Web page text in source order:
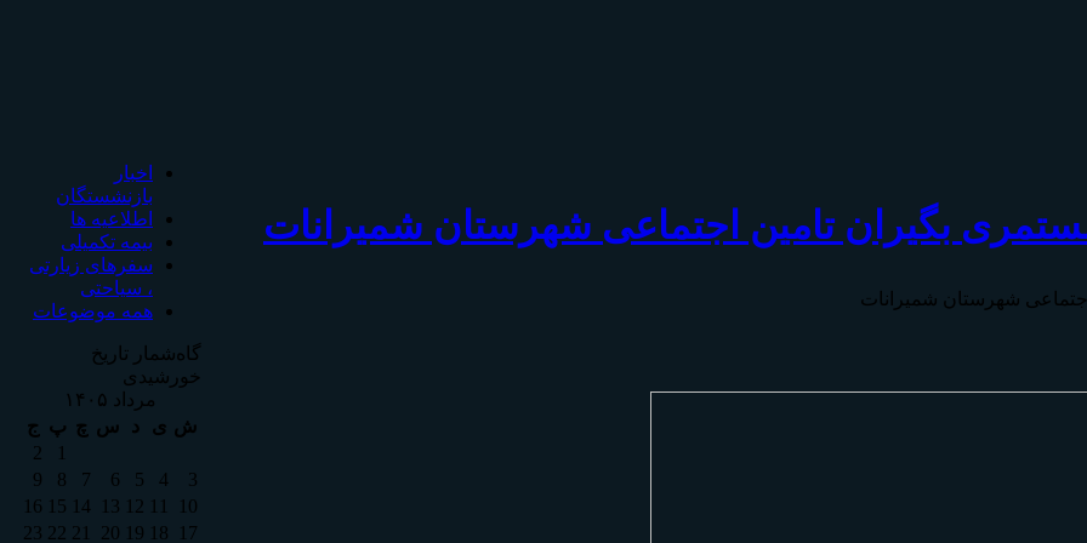
بگیران تامين اجتماعی شهرستان شمیرانات
شهرستان شمیرانات
اخبار
بازنشستگان
اطلاعیه ها
بیمه تکمیلی
سفرهای زیارتی
، سیاحتی
همه موضوعات
گاه‌شمار تاریخ
خورشیدی
مرداد ۱۴۰۵
ش ی د س چ پ ج
1
2
3
4
5
6
7
8
9
10
11
12
13
14
15
16
17
18
19
20
21
22
23